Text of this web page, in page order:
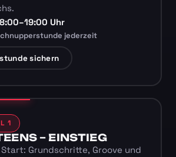
Uhr
jederzeit
sichern
1
– EINSTIEG
Grundschritte, Groove und